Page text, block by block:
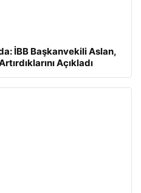
İBB Başkanvekili Aslan,
Açıkladı